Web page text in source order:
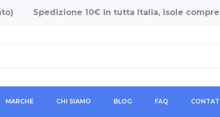
Spedizione 10€ in tutta Italia, isole
MARCHE CHI SIAMO BLOG FAQ